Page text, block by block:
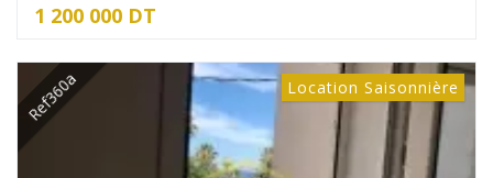
1 200 000 DT
Ref360a Location Saisonnière